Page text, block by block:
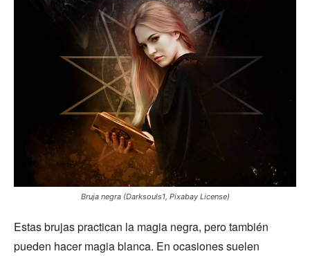
Bruja negra (Darksouls1, Pixabay License)
Estas brujas practican la magia negra, pero también
pueden hacer magia blanca. En ocasiones suelen